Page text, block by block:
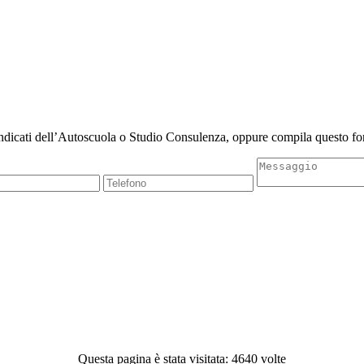
dell’Autoscuola o Studio Consulenza, oppure compila questo
Questa pagina è stata visitata: 4640 volte